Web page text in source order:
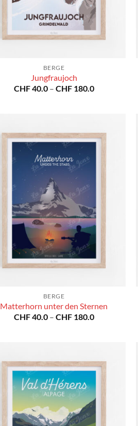
BERGE
Jungfraujoch
CHF40.0 – CHF180.0Preisspanne:
BERGE
Matterhorn unter den Sternen
CHF40.0 – CHF180.0Preisspanne: